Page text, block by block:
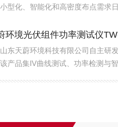
型化、智能化和高密度布点需求
监测系...
东天蔚环境科技有限公司自主研
产品集IV曲线测试、功率检测与